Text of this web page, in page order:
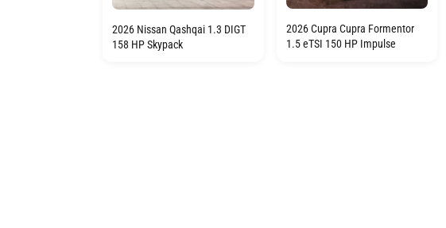
2026 Nissan Qashqai 1.3 DIGT
158 HP Skypack
2026 Cupra Cupra Formentor
1.5 eTSI 150 HP Impulse